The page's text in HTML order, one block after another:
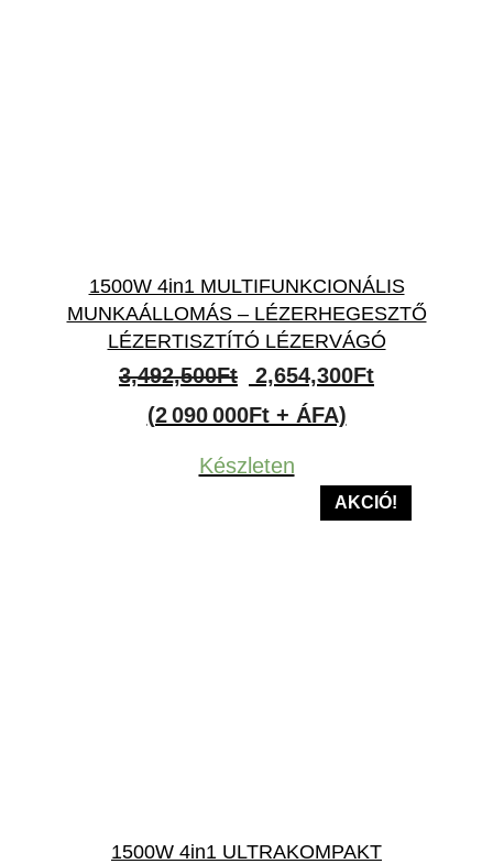
1500W 4in1 MULTIFUNKCIONÁLIS
MUNKAÁLLOMÁS – LÉZERHEGESZTŐ
LÉZERTISZTÍTÓ LÉZERVÁGÓ
3,492,500Ft
Original
price
was:
3,492,500Ft.
2,654,300FtCurrent
(2 090 000Ft + ÁFA)
Készleten
AKCIÓ!
1500W 4in1 ULTRAKOMPAKT